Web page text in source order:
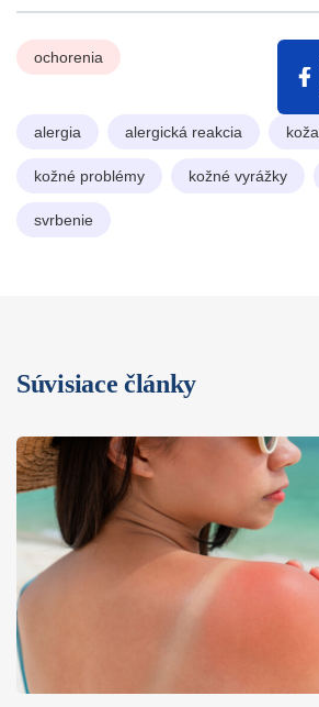
ochorenia
alergia alergická reakcia koža
kožné problémy kožné vyrážky
svrbenie
Súvisiace články